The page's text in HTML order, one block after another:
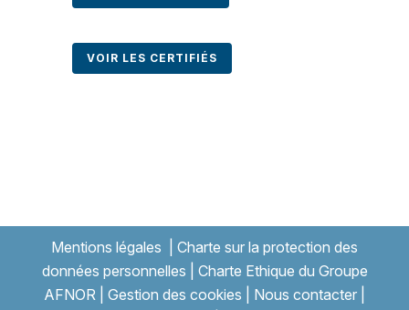
VOIR LES CERTIFIÉS
Mentions légales
Charte sur la protection des
données personnelles
Charte Ethique du Groupe
AFNOR
Gestion des cookies Nous contacter